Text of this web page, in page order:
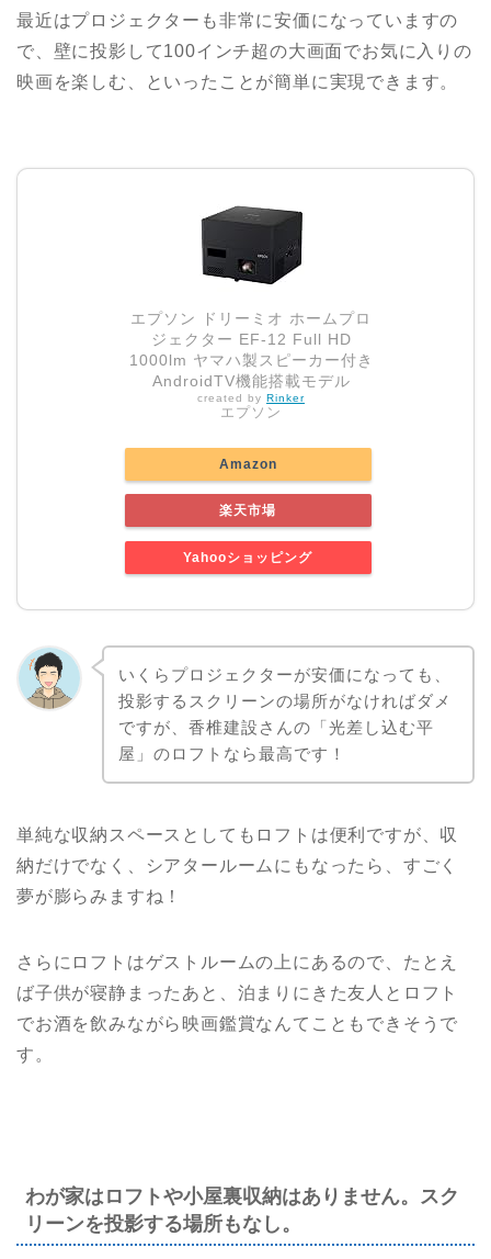
最近はプロジェクターも非常に安価になっていますの
で、壁に投影して100インチ超の大画面でお気に入りの
映画を楽しむ、といったことが簡単に実現できます。
エプソン ドリーミオ ホームプロ
ジェクター EF-12 Full HD
1000lm ヤマハ製スピーカー付き
AndroidTV機能搭載モデル
created by Rinker
エプソン
Amazon
楽天市場
Yahooショッピング
いくらプロジェクターが安価になっても、
投影するスクリーンの場所がなければダメ
ですが、香椎建設さんの「光差し込む平
屋」のロフトなら最高です！
単純な収納スペースとしてもロフトは便利ですが、収
納だけでなく、シアタールームにもなったら、すごく
夢が膨らみますね！
さらにロフトはゲストルームの上にあるので、たとえ
ば子供が寝静まったあと、泊まりにきた友人とロフト
でお酒を飲みながら映画鑑賞なんてこともできそうで
す。
わが家はロフトや小屋裏収納はありません。スク
リーンを投影する場所もなし。